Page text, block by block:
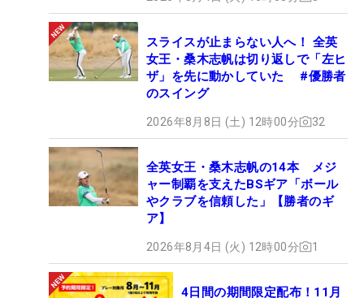
スライスが止まらない人へ！ 全英
女王・桑木志帆は切り返しで「左ヒ
ザ」を先に動かしていた #優勝者
のスイング
2026年8月8日 (土) 12時00分 32
全英女王・桑木志帆の14本 メジ
ャー制覇を支えたBSギア「ボール
やクラブを信頼した」【勝者のギ
ア】
2026年8月4日 (火) 12時00分 1
4日間の期間限定配布！11月